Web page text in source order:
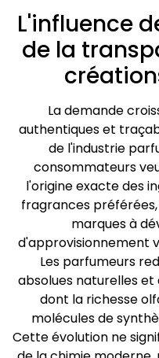
L'influence
de la
La demande
authentiques et
de l'industrie
consommateurs
l'origine exacte des
fragrances préférées,
marques à
d'approvisionnement
Les parfumeurs
absolues naturelles et
dont la richesse
molécules de
Cette évolution ne